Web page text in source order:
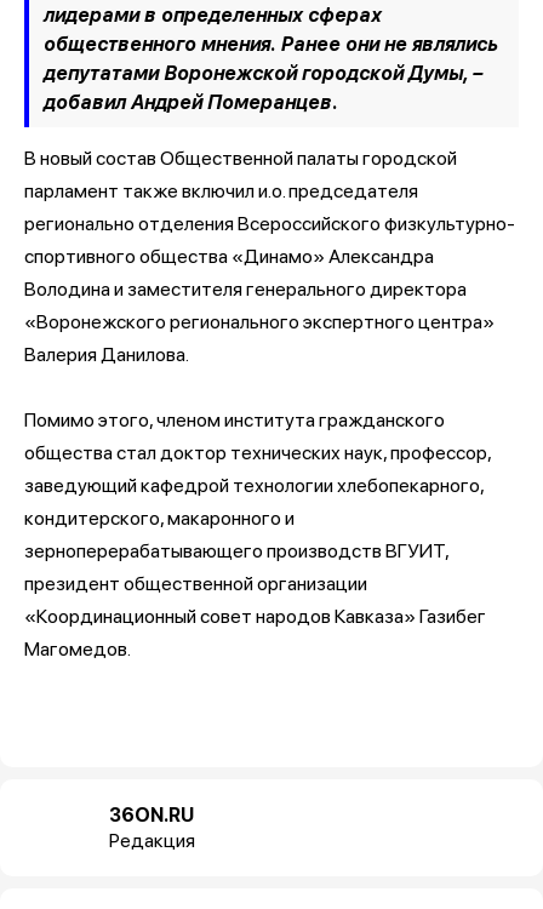
лидерами в определенных сферах
общественного мнения. Ранее они не являлись
депутатами Воронежской городской Думы, –
добавил Андрей Померанцев.
В новый состав Общественной палаты городской
парламент также включил и.о. председателя
регионально отделения Всероссийского физкультурно-
спортивного общества «Динамо» Александра
Володина и заместителя генерального директора
«Воронежского регионального экспертного центра»
Валерия Данилова.
Помимо этого, членом института гражданского
общества стал доктор технических наук, профессор,
заведующий кафедрой технологии хлебопекарного,
кондитерского, макаронного и
зерноперерабатывающего производств ВГУИТ,
президент общественной организации
«Координационный совет народов Кавказа» Газибег
Магомедов.
36ON.RU
Редакция